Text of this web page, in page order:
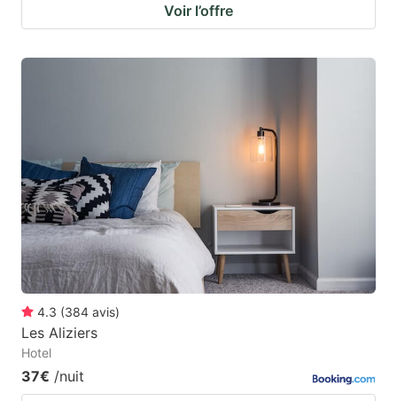
Voir l’offre
4.3 (384 avis)
Les Aliziers
Hotel
37€ /nuit